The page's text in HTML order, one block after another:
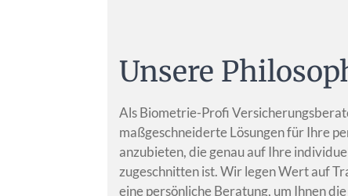
Unsere
Als Biometrie-Profi
maßgeschneiderte Lösungen für Ihre
anzubieten, die genau auf Ihre
zugeschnitten ist. Wir legen Wert auf
eine persönliche Beratung, um Ihnen